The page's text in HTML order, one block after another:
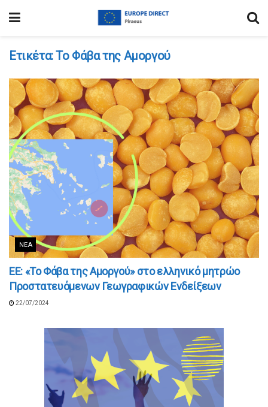
Ετικέτα:Το Φάβα της Αμοργού
ΝΈΑ
ΕΕ: «Το Φάβα της Αμοργού» στο ελληνικό μητρώο
Προστατευόμενων Γεωγραφικών Ενδείξεων
22/07/2024